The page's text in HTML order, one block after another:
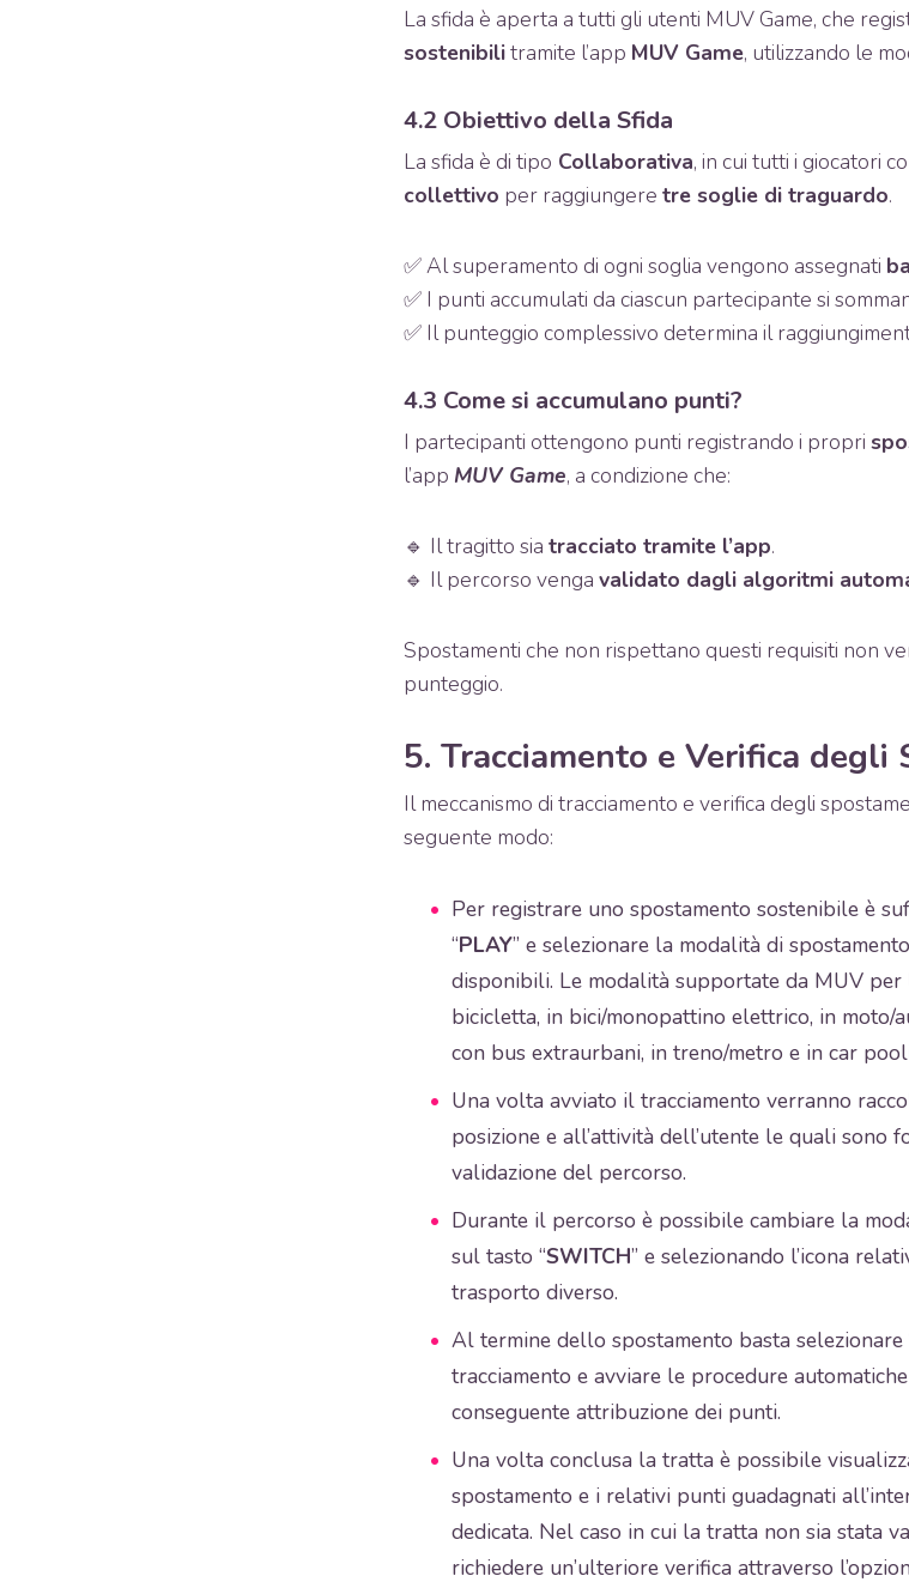
La sfida è aperta a tutti gli utenti MUV Game, che
sostenibilitramite l’app MUV Game, utilizzando le
4.2 Obiettivo della Sfida
La sfida è di tipo Collaborativa, in cui tutti i giocatori
collettivo per raggiungere tre soglie di traguardo.
✅ Al superamento di ogni soglia vengono assegnati
✅ I punti accumulati da ciascun partecipante si
✅ Il punteggio complessivo determina il
4.3 Come si accumulano punti?
I partecipanti ottengono punti registrando i propri
l’app MUV Game, a condizione che:
🔹 Il tragitto sia tracciato tramite l’app.
🔹 Il percorso venga validato dagli algoritmi
Spostamenti che non rispettano questi requisiti non
punteggio.
5. Tracciamento e Verifica degli
Il meccanismo di tracciamento e verifica degli
seguente modo:
Per registrare uno spostamento sostenibile è
“PLAY” e selezionare la modalità di
disponibili. Le modalità supportate da MUV per
bicicletta, in bici/monopattino elettrico, in moto/
con bus extraurbani, in treno/metro e in car
Una volta avviato il tracciamento verranno
posizione e all’attività dell’utente le quali sono
validazione del percorso.
Durante il percorso è possibile cambiare la
sul tasto “SWITCH” e selezionando l’icona
trasporto diverso.
Al termine dello spostamento basta selezionare
tracciamento e avviare le procedure
conseguente attribuzione dei punti.
Una volta conclusa la tratta è possibile
spostamento e i relativi punti guadagnati
dedicata. Nel caso in cui la tratta non sia stata
richiedere un’ulteriore verifica attraverso